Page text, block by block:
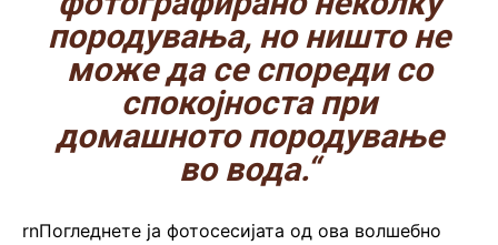
породувања, но ништо не
може да се спореди со
спокојноста при
домашното породување
во вода.“
rnПогледнете ја фотосесијата од ова волшебно